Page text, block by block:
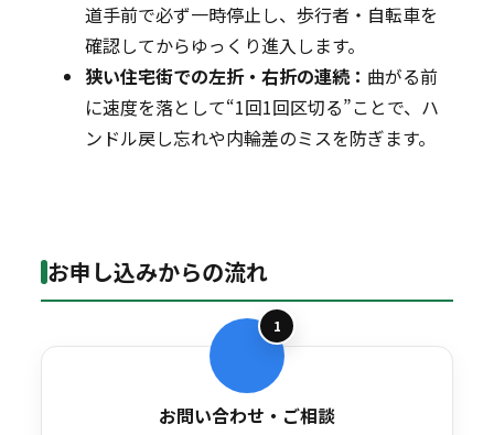
道手前で必ず一時停止し、歩行者・自転車を
確認してからゆっくり進入します。
狭い住宅街での左折・右折の連続： 曲がる前
に速度を落として“1回1回区切る”ことで、ハ
ンドル戻し忘れや内輪差のミスを防ぎます。
お申し込みからの流れ
1
お問い合わせ・ご相談